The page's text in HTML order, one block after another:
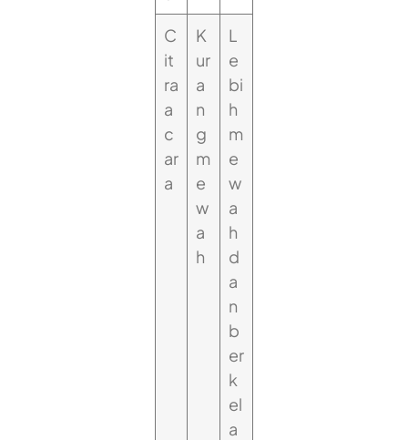
C
it
ra
a
c
ar
a
K
ur
a
n
g
m
e
w
a
h
L
e
bi
h
m
e
w
a
h
d
a
n
b
er
k
el
a